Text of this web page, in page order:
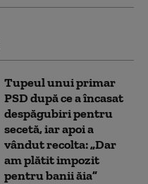
Tupeul unui primar
PSD după ce a încasat
despăgubiri pentru
secetă, iar apoi a
vândut recolta: „Dar
am plătit impozit
pentru banii ăia”